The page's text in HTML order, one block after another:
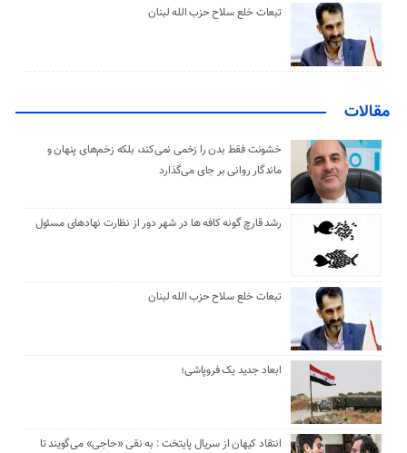
تبعات خلع سلاح حزب الله لبنان
مقالات
خشونت فقط بدن را زخمی نمی‌کند، بلکه زخم‌های پنهان و
ماندگار روانی بر جای می‌گذارد
رشد قارچ گونه کافه ها در شهر دور از نظارت نهادهای مسئول
تبعات خلع سلاح حزب الله لبنان
ابعاد جدید یک فروپاشی؛
انتقاد کیهان از سریال پایتخت : به نقی «حاجی» می‌گویند تا